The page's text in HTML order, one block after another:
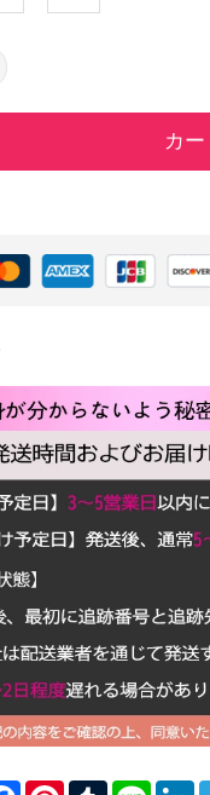
カ
FacebookPinterestTumblrLine